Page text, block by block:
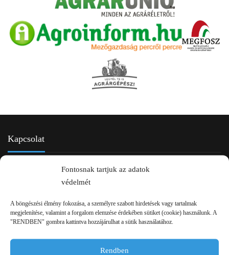
Fontosnak tartjuk az adatok
védelmét
A böngészési élmény fokozása, a személyre szabott hirdetések vagy tartalmak
megjelenítése, valamint a forgalom elemzése érdekében sütiket (cookie) használunk. A
"RENDBEN" gombra kattintva hozzájárulhat a sütik használatához.
Rendben
Kapcsolat